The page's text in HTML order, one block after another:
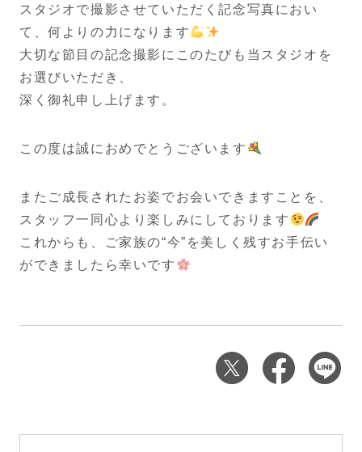
スタジオで撮影させていただく記念写真におい
て、何よりの力になります
大切な節目の記念撮影にこのたびも当スタジオを
お選びいただき、
深く御礼申し上げます。
この度は誠におめでとうございます
またご成長されたお姿でお会いできますことを、
スタッフ一同心より楽しみにしております
これからも、ご家族の“今”を美しく残すお手伝い
ができましたら幸いです